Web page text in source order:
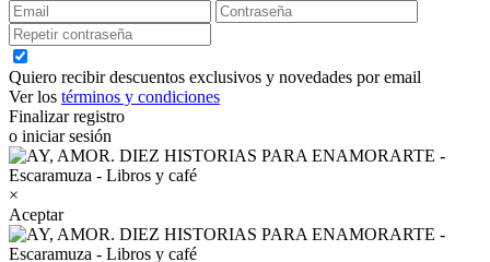
Quiero recibir descuentos exclusivos y novedades por email
Ver los términos y condiciones
Finalizar registro
o iniciar sesión
×
Aceptar